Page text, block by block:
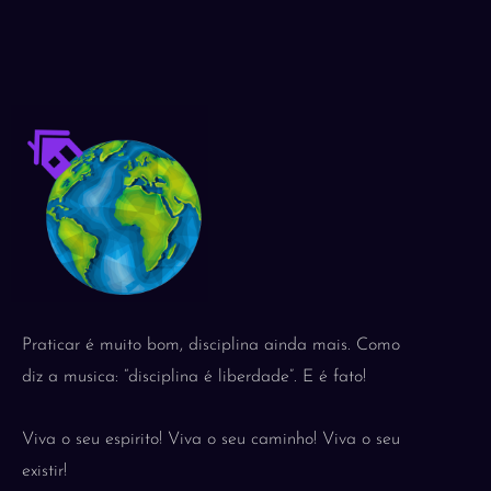
Praticar é muito bom, disciplina ainda mais. Como
diz a musica: “disciplina é liberdade”. E é fato!
Viva o seu espirito! Viva o seu caminho! Viva o seu
existir!